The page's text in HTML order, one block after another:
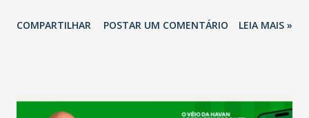
relação ao último trimestre deste ano, 56% também
confraternizações de fim de ano e pelo pagamento do 13º
COMPARTILHAR POSTAR UM COMENTÁRIO LEIA MAIS »